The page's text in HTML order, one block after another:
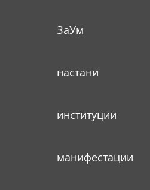
ЗаУм
настани
институции
манифестации